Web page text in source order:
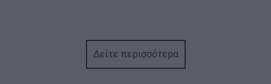
Δείτε περισσότερα